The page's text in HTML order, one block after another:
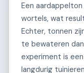
Een
wortels, wat
Echter, tonnen
te bewateren
experiment is
langdurig